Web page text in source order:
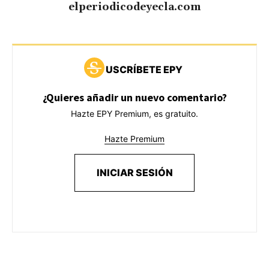
elperiodicodeyecla.com
USCRÍBETE EPY
¿Quieres añadir un nuevo comentario?
Hazte EPY Premium, es gratuito.
Hazte Premium
INICIAR SESIÓN